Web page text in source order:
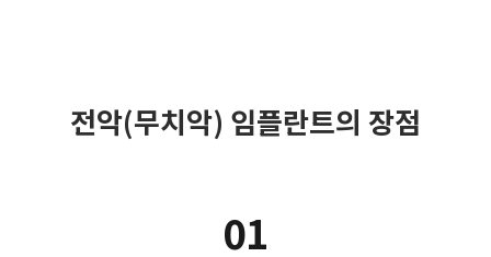
전악(무치악) 임플란트의 장점
01